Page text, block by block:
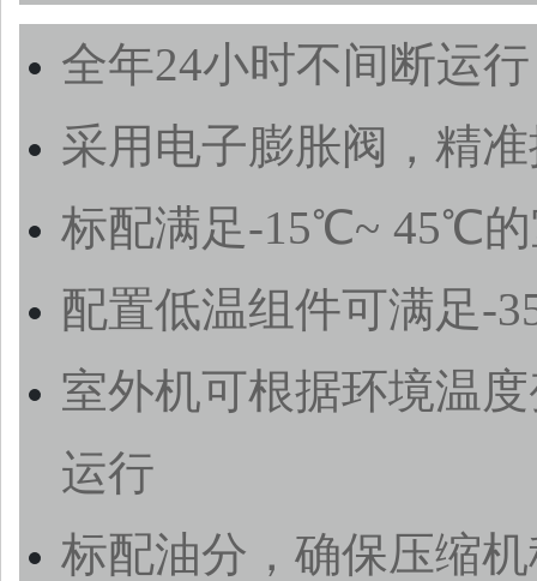
全年24小时不间断运行
采用电子膨胀阀，精
标配满足-15℃~ 45℃
配置低温组件可满足-
室外机可根据环境温
运行
标配油分，确保压缩